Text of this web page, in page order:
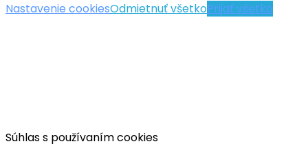
Nastavenie cookiesOdmietnuť všetkoPrijať všetko
Súhlas s používaním cookies